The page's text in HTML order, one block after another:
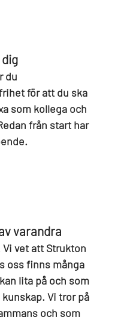
du
för att du ska
som kollega och
från start har
varandra
vet att Strukton
oss finns många
lita på och som
Vi tror på
och som